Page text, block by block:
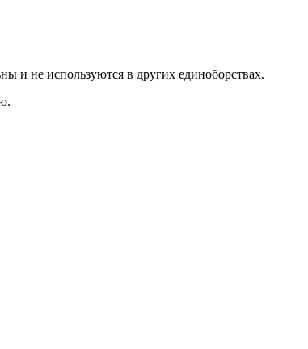
и не используются в других единоборствах.